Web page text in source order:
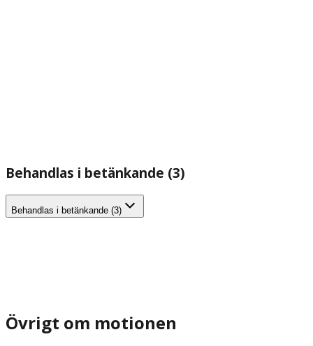
Behandlas i betänkande (3)
Behandlas i betänkande (3)
Övrigt om motionen